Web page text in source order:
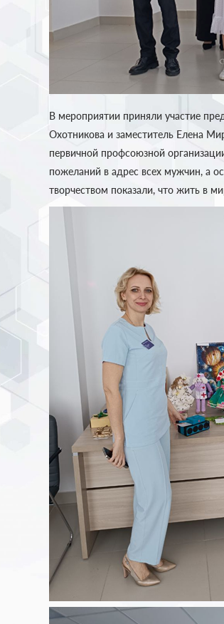
В мероприятии приняли участие
Охотникова и заместитель Елена
первичной профсоюзной
пожеланий в адрес всех мужчин, а
творчеством показали, что жить в